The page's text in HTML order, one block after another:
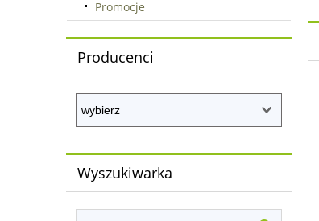
Promocje
Producenci
Wyszukiwarka